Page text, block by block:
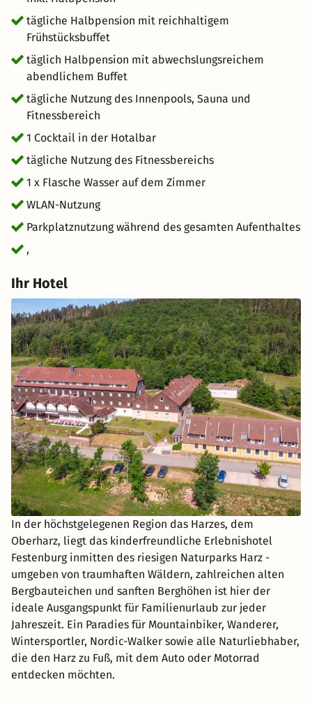
tägliche Halbpension mit reichhaltigem
Frühstücksbuffet
täglich Halbpension mit abwechslungsreichem
abendlichem Buffet
tägliche Nutzung des Innenpools, Sauna und
Fitnessbereich
1 Cocktail in der Hotalbar
tägliche Nutzung des Fitnessbereichs
1 x Flasche Wasser auf dem Zimmer
WLAN-Nutzung
Parkplatznutzung während des gesamten Aufenthaltes
,
Ihr Hotel
In der höchstgelegenen Region das Harzes, dem
Oberharz, liegt das kinderfreundliche Erlebnishotel
Festenburg inmitten des riesigen Naturparks Harz -
umgeben von traumhaften Wäldern, zahlreichen alten
Bergbauteichen und sanften Berghöhen ist hier der
ideale Ausgangspunkt für Familienurlaub zur jeder
Jahreszeit. Ein Paradies für Mountainbiker, Wanderer,
Wintersportler, Nordic-Walker sowie alle Naturliebhaber,
die den Harz zu Fuß, mit dem Auto oder Motorrad
entdecken möchten.